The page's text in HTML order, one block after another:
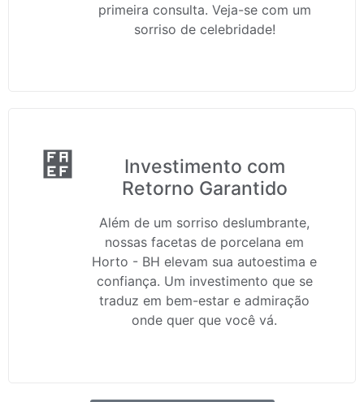
primeira consulta. Veja-se com um
sorriso de celebridade!
Investimento com
Retorno Garantido
Além de um sorriso deslumbrante,
nossas facetas de porcelana em
Horto - BH elevam sua autoestima e
confiança. Um investimento que se
traduz em bem-estar e admiração
onde quer que você vá.